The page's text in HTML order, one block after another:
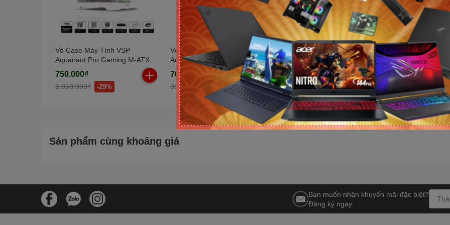
Vỏ Case Máy Tính VSP
Aquanaut Pro Gaming M-ATX
X7 Trắng (Dual Chamber / Kính
Cường Lực)
750.000₫
1.050.000₫ -29%
Vỏ Case Máy Tính VSP
Aquanaut Pro Gaming M-ATX
X7 Đen (Dual Chamber / Form
Cube)
700.000₫
950.000₫ -27%
Tản nhiệt nước AIO Cooler
Master MasterLiquid 360 Atmos
II VRM ARGB Black
3.390.000₫
4.250.000₫ -21%
Tản nhiệt nước
Master
II LCD ARGB
4.154.000₫
4.890.000₫ -
Sản phẩm cùng khoảng giá
Bạn muốn nhận khuyến mãi đặc biệt?
Đăng ký ngay.